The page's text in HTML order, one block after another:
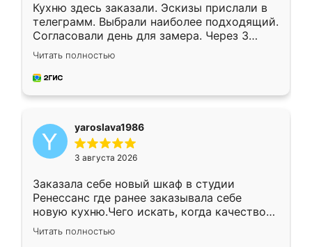
Кухню здесь заказали. Эскизы прислали в
телеграмм. Выбрали наиболее подходящий.
Согласовали день для замера. Через 3
недели кухня была уже готова. Остались
довольны работой. Спасибо Ренессанс
мебель за качественную работу!
Читать полностью
yaroslava1986
3 августа 2026
Заказала себе новый шкаф в студии
Ренессанс где ранее заказывала себе
новую кухню.Чего искать, когда качеством
вполне довольна. Служит кухня уже почти
два года, нареканий нет.
Читать полностью